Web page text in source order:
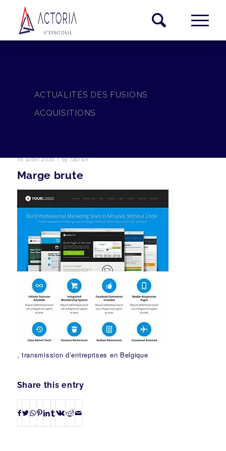
ACTUALITÉS DES FUSIONS
ACQUISITIONS
18 juillet 2020 / byfabrice
Marge brute
, transmission d’entreprises en Belgique
Share this entry